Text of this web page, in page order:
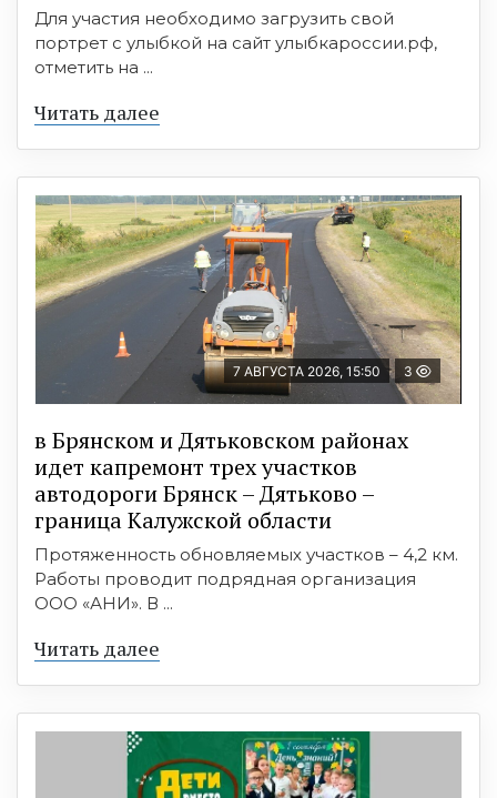
Для участия необходимо загрузить свой
портрет с улыбкой на сайт улыбкароссии.рф,
отметить на ...
Читать далее
7 АВГУСТА 2026, 15:50 3
в Брянском и Дятьковском районах
идет капремонт трех участков
автодороги Брянск – Дятьково –
граница Калужской области
Протяженность обновляемых участков – 4,2 км.
Работы проводит подрядная организация
ООО «АНИ». В ...
Читать далее